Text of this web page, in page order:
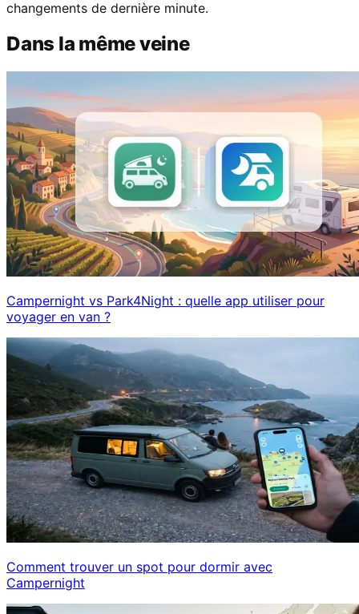
changements de dernière minute.
Dans la même veine
Campernight vs Park4Night : quelle app utiliser pour
voyager en van ?
Comment trouver un spot pour dormir avec
Campernight